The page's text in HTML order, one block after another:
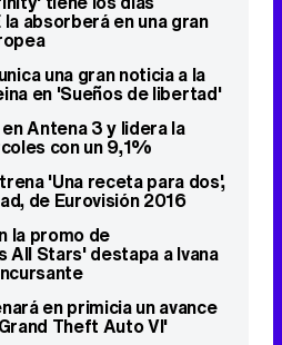
absorberá en una gran
una gran noticia a la
en 'Sueños de libertad'
en Antena 3 y lidera la
con un 9,1%
'Una receta para dos',
de Eurovisión 2016
la promo de
All Stars' destapa a Ivana
en primicia un avance
Theft Auto VI'